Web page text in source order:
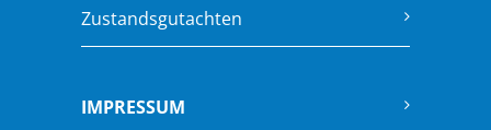
Zustandsgutachten
IMPRESSUM